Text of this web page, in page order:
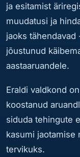
ja esitamist
muudatusi ja
jaoks
jõustunud
aastaaruandele.
Eraldi valdkond
koostanud
siduda tehingute
kasumi jaotamise
tervikuks.